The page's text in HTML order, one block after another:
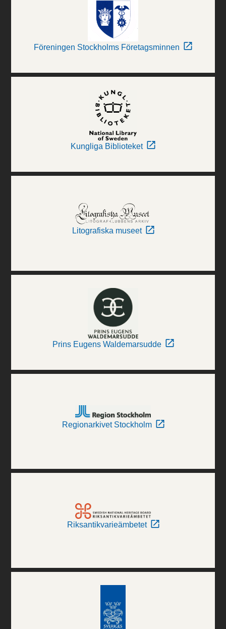
Föreningen Stockholms Företagsminnen
Kungliga Biblioteket
Litografiska museet
Prins Eugens Waldemarsudde
Regionarkivet Stockholm
Riksantikvarieämbetet